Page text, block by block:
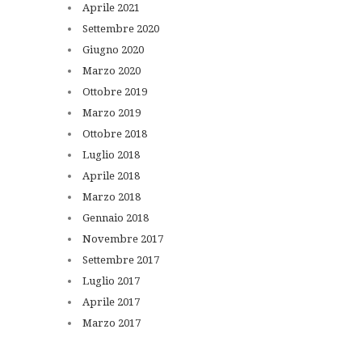
Aprile 2021
Settembre 2020
Giugno 2020
Marzo 2020
Ottobre 2019
Marzo 2019
Ottobre 2018
Luglio 2018
Aprile 2018
Marzo 2018
Gennaio 2018
Novembre 2017
Settembre 2017
Luglio 2017
Aprile 2017
Marzo 2017